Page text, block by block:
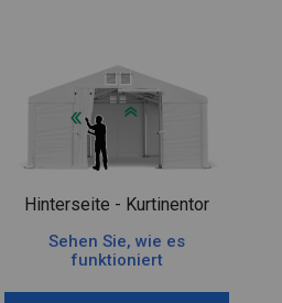
Hinterseite - Kurtinentor
Sehen Sie, wie es
funktioniert